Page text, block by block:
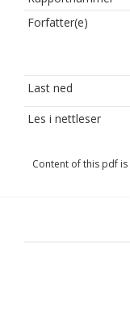
Forfatter(e)
Last ned
Les i nettleser
Content of this pdf is